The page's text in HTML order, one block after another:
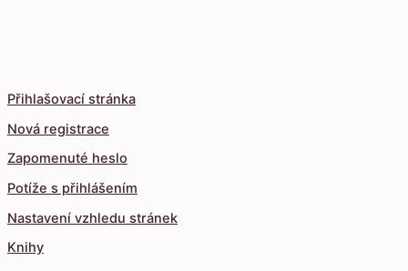
Přihlašovací stránka
Nová registrace
Zapomenuté heslo
Potíže s přihlášením
Nastavení vzhledu stránek
Knihy